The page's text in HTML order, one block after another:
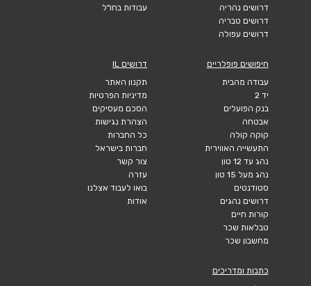
דרושים נהריה
דרושים טבריה
דרושים עפולה
עבודות בחו"ל
חיפושים פופלריים
עבודה מהבית
יד 2
בנק הפועלים
אבטחה
קוקה קולה
התעשייה האווירית
נהג עד 12 טון
נהג מעל 15 טון
סטודנטים
דרושים נהגים
קורות חיים
טבלאות שכר
מחשבון שכר
דרושים IL
תקנון האתר
מדיניות הפרטיות
הסכם מעסיקים
הצהרת נגישות
כל החברות
חברות בישראל
צור קשר
עזרה
בואו לעבוד אצלנו
אודות
כתבות ומדריכים